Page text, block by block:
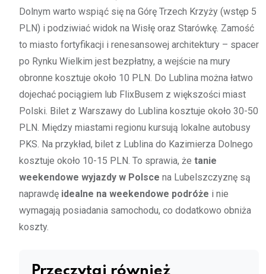
Dolnym warto wspiąć się na Górę Trzech Krzyży (wstęp 5
PLN) i podziwiać widok na Wisłę oraz Starówkę. Zamość
to miasto fortyfikacji i renesansowej architektury – spacer
po Rynku Wielkim jest bezpłatny, a wejście na mury
obronne kosztuje około 10 PLN. Do Lublina można łatwo
dojechać pociągiem lub FlixBusem z większości miast
Polski. Bilet z Warszawy do Lublina kosztuje około 30-50
PLN. Między miastami regionu kursują lokalne autobusy
PKS. Na przykład, bilet z Lublina do Kazimierza Dolnego
kosztuje około 10-15 PLN. To sprawia, że tanie
weekendowe wyjazdy w Polsce na Lubelszczyznę są
naprawdę idealne na weekendowe podróże i nie
wymagają posiadania samochodu, co dodatkowo obniża
koszty.